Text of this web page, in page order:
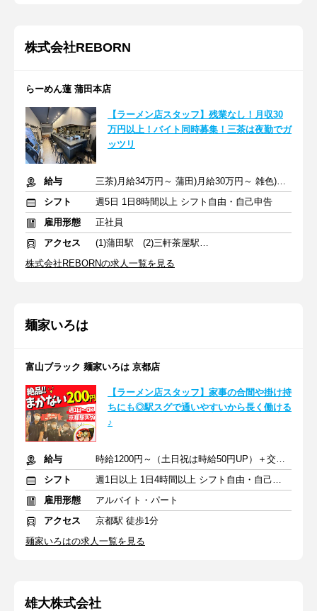
株式会社REBORN
らーめん蓮 蒲田本店
【ラーメン店スタッフ】残業なし！月収30
万円以上！バイト同時募集！三茶は夜勤でガ
ッツリ
給与
三茶)月給34万円～ 蒲田)月給30万円～ 雑色)月給25万円～+交通費
シフト
週5日 1日8時間以上 シフト自由・自己申告
雇用形態
正社員
アクセス
(1)蒲田駅 (2)三軒茶屋駅 (3)雑色駅
株式会社REBORNの求人一覧を見る
麺家いろは
富山ブラック 麺家いろは 京都店
【ラーメン店スタッフ】家事の合間や掛け持
ちにも◎駅スグで通いやすいから長く働ける
♪
給与
時給1200円～（土日祝は時給50円UP）＋交通費
シフト
週1日以上 1日4時間以上 シフト自由・自己申告
雇用形態
アルバイト・パート
アクセス
京都駅 徒歩1分
麺家いろはの求人一覧を見る
雄大株式会社